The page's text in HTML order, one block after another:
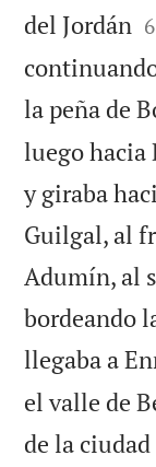
del Jordán 
6
la peña de
luego hacia
y giraba
Guilgal, al
Adumín, al
bordeando
llegaba a
el valle de
de la